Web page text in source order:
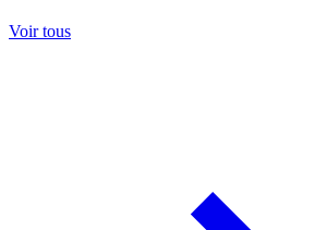
Voir tous